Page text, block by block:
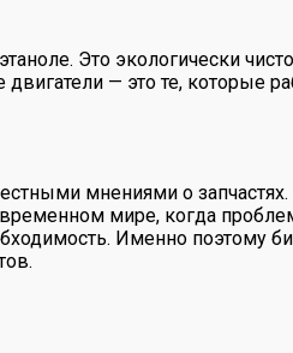
Это экологически
— это те, которые
мнениями о запчастях.
мире, когда
Именно поэтому